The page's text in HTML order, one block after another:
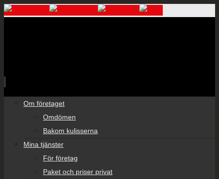
Om företaget
Omdömen
Bakom kulisserna
Mina tjänster
För företag
Paket och priser privat